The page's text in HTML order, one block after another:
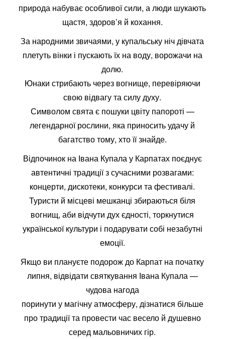
природа набуває особливої сили, а люди шукають
щастя, здоров’я й кохання.
За народними звичаями, у купальську ніч дівчата
плетуть вінки і пускають їх на воду, ворожачи на
долю.
Юнаки стрибають через вогнище, перевіряючи
свою відвагу та силу духу.
Символом свята є пошуки цвіту папороті —
легендарної рослини, яка приносить удачу й
багатство тому, хто її знайде.
Відпочинок на Івана Купала у Карпатах поєднує
автентичні традиції з сучасними розвагами:
концерти, дискотеки, конкурси та фестивалі.
Туристи й місцеві мешканці збираються біля
вогнищ, аби відчути дух єдності, торкнутися
української культури і подарувати собі незабутні
емоції.
Якщо ви плануєте подорож до Карпат на початку
липня, відвідати святкування Івана Купала —
чудова нагода
поринути у магічну атмосферу, дізнатися більше
про традиції та провести час весело й душевно
серед мальовничих гір.